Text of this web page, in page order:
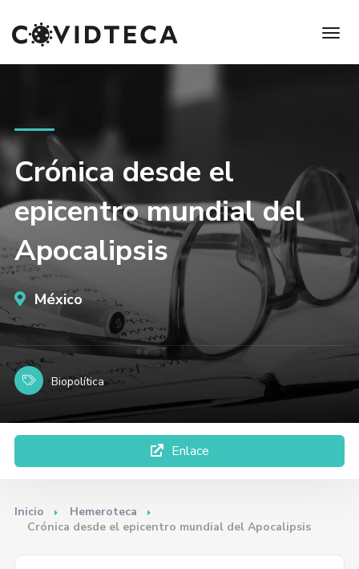
Crónica desde el
epicentro mundial del
Apocalipsis
México
Biopolítica
Enlace
Inicio
Hemeroteca
Crónica desde el epicentro mundial del Apocalipsis